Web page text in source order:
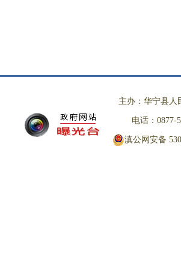
主办：华宁县
电话：0877-
滇公网安备